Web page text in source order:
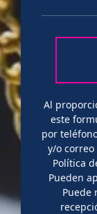
Al
este
por
y/o
Política
Pueden
Puede